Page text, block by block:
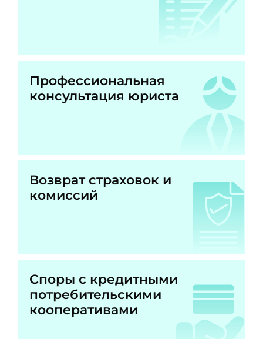
Профессиональная
консультация юриста
Возврат страховок и
комиссий
Споры с кредитными
потребительскими
кооперативами